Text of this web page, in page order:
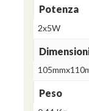
Potenza
2x5W
Peso